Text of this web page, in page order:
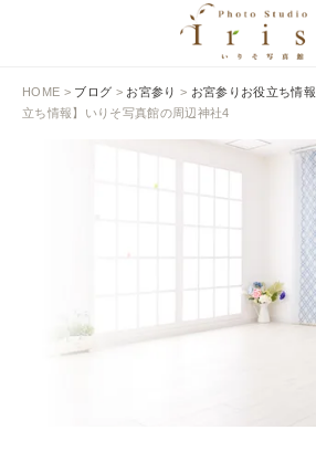
HOME > ブログ > お宮参り > お宮参りお役立ち情報
立ち情報】いりそ写真館の周辺神社4